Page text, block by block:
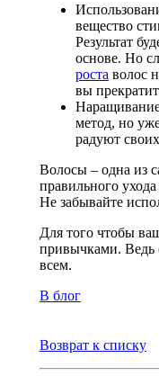
вещество
Результат
основе. Но
роста волос
вы
метод, но
радуют
Волосы – одна из
правильного
Не забывайте
Для того чтобы
привычками. Ведь
всем.
В блог
Возврат к списку